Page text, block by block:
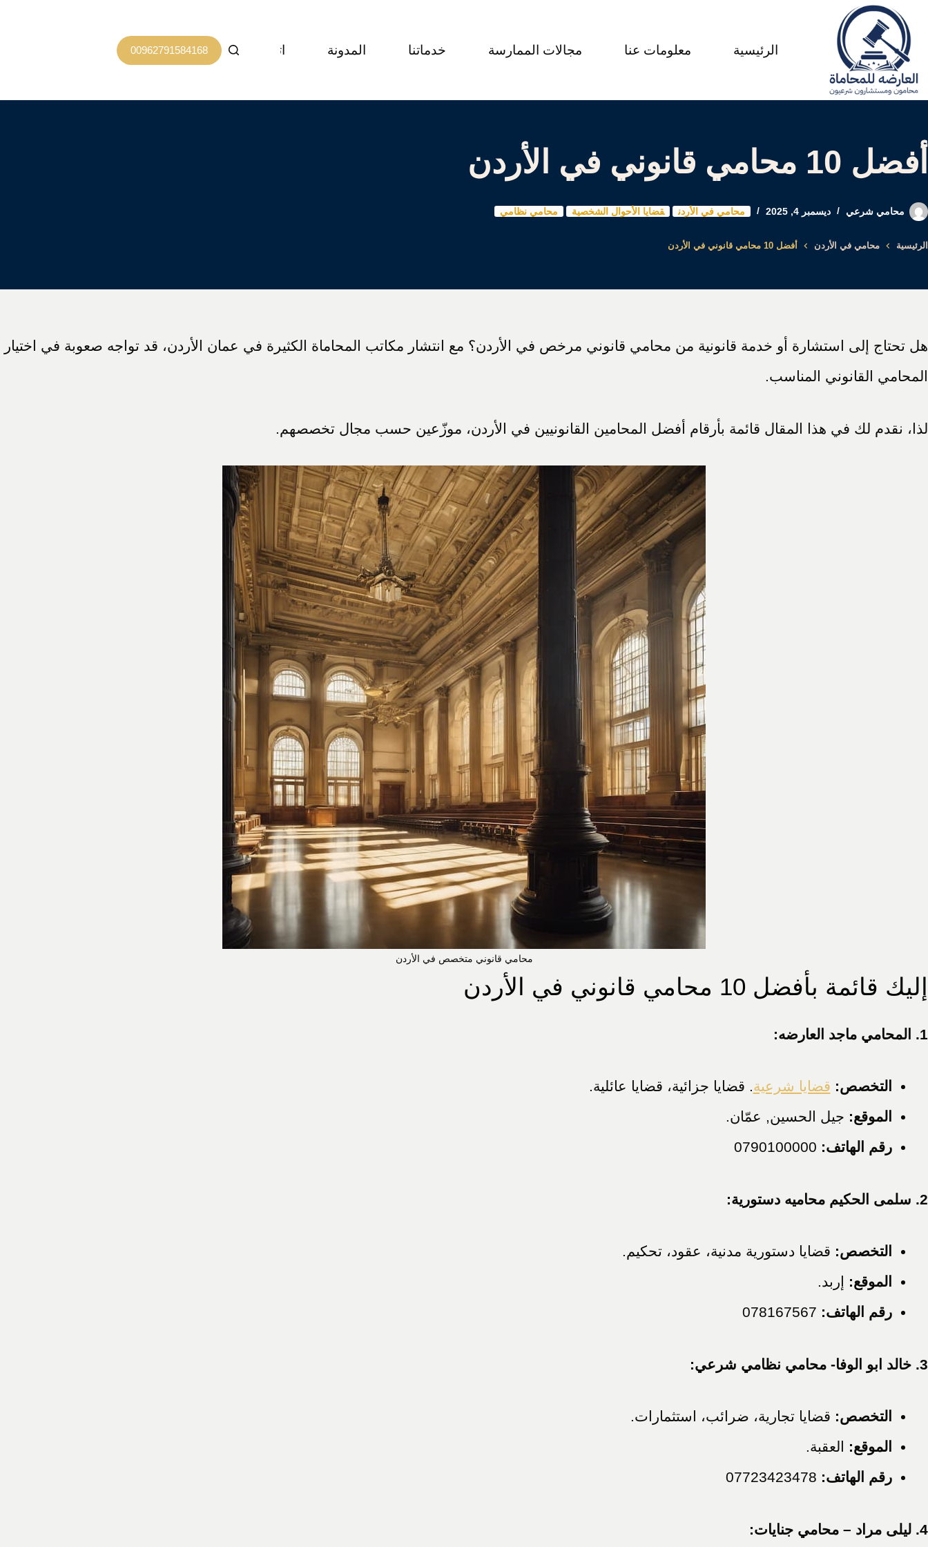
التجاوز
إلى
المحتوى
الرئيسية معلومات عنا مجالات الممارسة خدماتنا المدونة اتصل بنا 00962791584168
أفضل 10 محامي قانوني في الأردن
محامي شرعي ديسمبر 4, 2025 محامي في الأردن قضايا الأحوال الشخصية محامي نظامي
الرئيسية محامي في الأردن أفضل 10 محامي قانوني في الأردن
هل تحتاج إلى استشارة أو خدمة قانونية من محامي قانوني مرخص في الأردن؟ مع انتشار مكاتب المحاماة الكثيرة في عمان الأردن، قد تواجه صعوبة في اختيار
المحامي القانوني المناسب.
لذا، نقدم لك في هذا المقال قائمة بأرقام أفضل المحامين القانونيين في الأردن، موزّعين حسب مجال تخصصهم.
محامي قانوني متخصص في الأردن
إليك قائمة بأفضل 10 محامي قانوني في الأردن
1. المحامي ماجد العارضه:
التخصص: قضايا شرعية. قضايا جزائية، قضايا عائلية.
الموقع: جيل الحسين, عمّان.
رقم الهاتف:
2. سلمى الحكيم محاميه دستورية:
التخصص: قضايا دستورية مدنية، عقود، تحكيم.
الموقع:
إربد.
رقم الهاتف:
3. خالد ابو الوفا- محامي نظامي شرعي:
التخصص: قضايا تجارية، ضرائب، استثمارات.
الموقع:
العقبة.
رقم الهاتف:
4. ليلى مراد – محامي جنايات: